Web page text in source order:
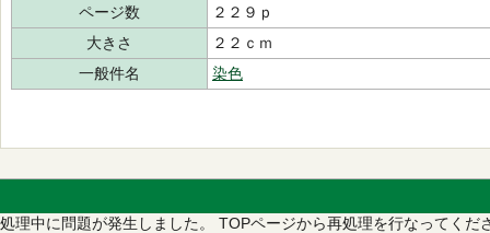
ページ数
２２９ｐ
大きさ
２２ｃｍ
一般件名
染色
処理中に問題が発生しました。 TOPページから再処理を行なってくだ